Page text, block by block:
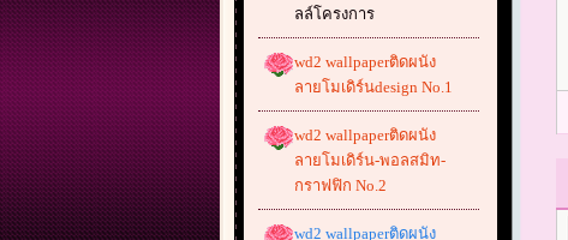
ลล์โครงการ
wd2 wallpaperติดผนัง
ลายโมเดิร์นdesign No.1
wd2 wallpaperติดผนัง
ลายโมเดิร์น-พอลสมิท-
กราฟฟิก No.2
wd2 wallpaperติดผนัง